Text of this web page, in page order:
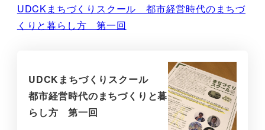
UDCKまちづくりスクール 都市経営時代のまちづ
くりと暮らし方 第一回
UDCKまちづくりスクール
都市経営時代のまちづくりと暮
らし方 第一回